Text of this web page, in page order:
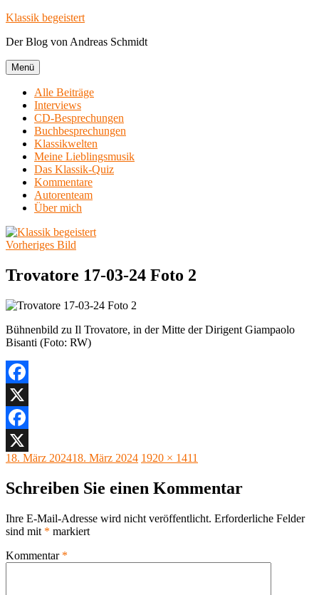
Zum
springen
Klassik begeistert
Der Blog von Andreas Schmidt
Menü
Alle Beiträge
Interviews
CD-Besprechungen
Buchbesprechungen
Klassikwelten
Meine Lieblingsmusik
Das Klassik-Quiz
Kommentare
Autorenteam
Über mich
Vorheriges Bild
Trovatore 17-03-24 Foto 2
Bühnenbild zu Il Trovatore, in der Mitte der Dirigent Giampaolo
Bisanti (Foto: RW)
Facebook
X
Facebook
X
Veröffentlicht
18. März 202418. März 2024 Originalgröße
1920 × 1411
Schreiben Sie einen Kommentar
Ihre E-Mail-Adresse wird nicht veröffentlicht. Erforderliche Felder
sind mit * markiert
Kommentar *